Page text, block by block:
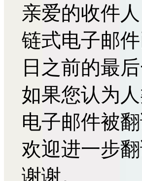
亲爱的收件人
链式电子邮
日之前的最
如果您认为
电子邮件被
欢迎进一步翻
谢谢。